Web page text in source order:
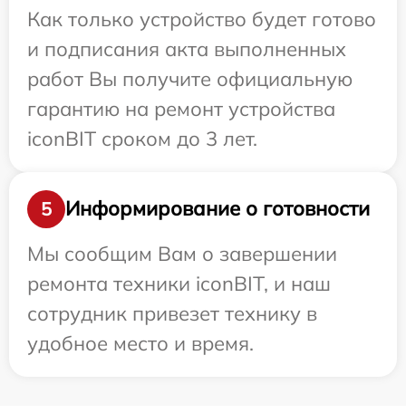
Как только устройство будет готово
и подписания акта выполненных
работ Вы получите официальную
гарантию на ремонт устройства
iconBIT сроком до 3 лет.
5
Информирование о готовности
Мы сообщим Вам о завершении
ремонта техники iconBIT, и наш
сотрудник привезет технику в
удобное место и время.